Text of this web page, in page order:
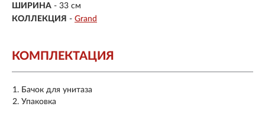
ШИРИНА - 33 см
КОЛЛЕКЦИЯ - Grand
КОМПЛЕКТАЦИЯ
Бачок для унитаза
Упаковка